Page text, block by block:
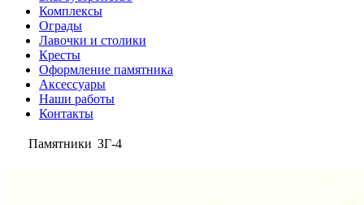
Комплексы
Ограды
Лавочки и столики
Кресты
Оформление памятника
Аксессуары
Наши работы
Контакты
Памятники ЗГ-4